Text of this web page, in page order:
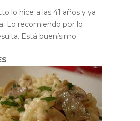
lo hice a las 41 años y ya
Lo recomiendo por lo
Está buenísimo.